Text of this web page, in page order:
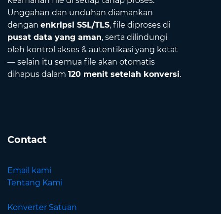
Unggahan dan unduhan diamankan
dengan enkripsi SSL/TLS, file diproses di
pusat data yang aman, serta dilindungi
oleh kontrol akses & autentikasi yang ketat
— selain itu semua file akan otomatis
dihapus dalam 120 menit setelah konversi.
Contact
Email kami
Tentang Kami
Konverter Satuan